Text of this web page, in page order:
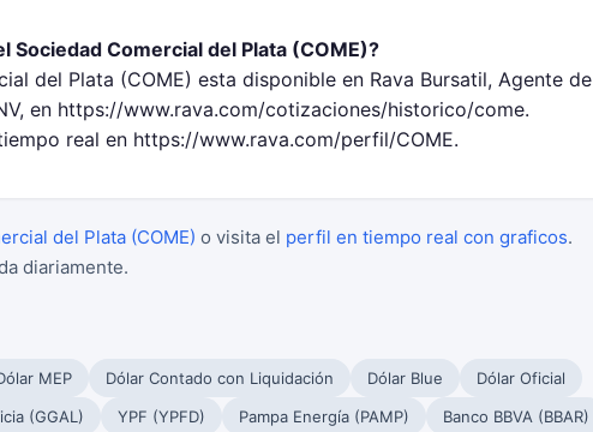
Comercial del Plata (COME)?
del Plata (COME) esta disponible en Rava Bursatil, Agente de
en https://www.rava.com/cotizaciones/historico/come.
real en https://www.rava.com/perfil/COME.
del Plata (COME) o visita el perfil en tiempo real con graficos.
diariamente.
MEP Dólar Contado con Liquidación Dólar Blue
Dólar Oficial
(GGAL) YPF (YPFD) Pampa Energía (PAMP) Banco BBVA (BBAR)